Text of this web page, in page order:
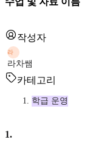
작성자
라
라차쌤
카테고리
학급 운영
1.